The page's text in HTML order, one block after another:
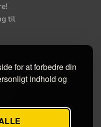
for at forbedre din
indhold og
til